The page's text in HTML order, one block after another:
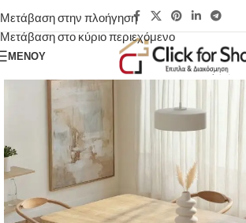
Μετάβαση στην πλοήγηση
Μετάβαση στο κύριο περιεχόμενο
ΜΕΝΟΎ